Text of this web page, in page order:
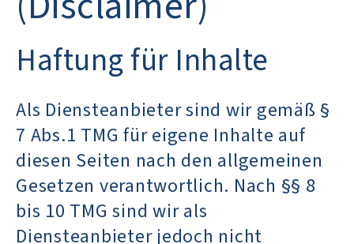
Haftung für Inhalte
Als Diensteanbieter sind wir gemäß §
7 Abs.1 TMG für eigene Inhalte auf
diesen Seiten nach den allgemeinen
Gesetzen verantwortlich. Nach §§ 8
bis 10 TMG sind wir als
Diensteanbieter jedoch nicht